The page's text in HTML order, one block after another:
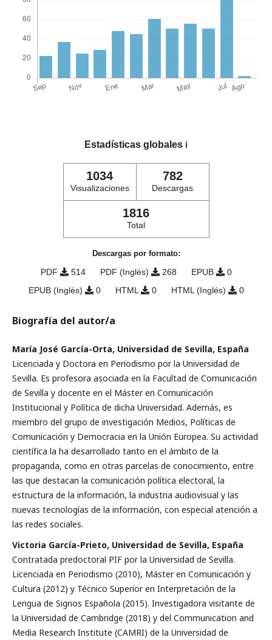
Estadísticas globales ℹ️
1034
Visualizaciones
782
Descargas
1816
Total
Descargas por formato:
PDF 514 PDF (Inglés) 268 EPUB
0
EPUB (Inglés)
0 HTML 0 HTML (Inglés) 0
Biografía del autor/a
María José García-Orta, Universidad de Sevilla, España
Licenciada y Doctora en Periodismo por la Universidad de
Sevilla. Es profesora asociada en la Facultad de Comunicación
de Sevilla y docente en el Máster en Comunicación
Institucional y Política de dicha Universidad. Además, es
miembro del grupo de investigación Medios, Políticas de
Comunicación y Democracia en la Unión Europea. Su actividad
científica la ha desarrollado tanto en el ámbito de la
propaganda, como en otras parcelas de conocimiento, entre
las que destacan la comunicación política electoral, la
estructura de la información, la industria audiovisual y las
nuevas tecnologías de la información, con especial atención a
las redes sociales.
Victoria García-Prieto, Universidad de Sevilla, España
Contratada predoctoral PIF por la Universidad de Sevilla.
Licenciada en Periodismo (2010), Máster en Comunicación y
Cultura (2012) y Técnico Superior en Interpretación de la
Lengua de Signos Española (2015). Investigadora visitante de
la Universidad de Cambridge (2018) y del Communication and
Media Research Institute (CAMRI) de la Universidad de